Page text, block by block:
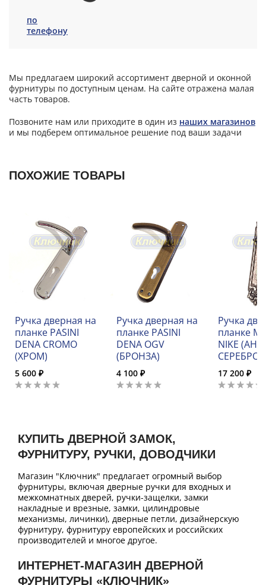
по
телефону
Мы предлагаем широкий ассортимент дверной и оконной
фурнитуры по доступным ценам. На сайте отражена малая
часть товаров.
Позвоните нам или приходите в один из наших магазинов
и мы подберем оптимальное решение под ваши задачи
ПОХОЖИЕ ТОВАРЫ
Ручка дверная на
планке PASINI
DENA CROMO
(ХРОМ)
5 600 ₽
Ручка дверная на
планке PASINI
DENA OGV
(БРОНЗА)
4 100 ₽
Ручка
планке
NIKE
СЕРЕБРО)
17 200 ₽
КУПИТЬ ДВЕРНОЙ ЗАМОК,
ФУРНИТУРУ, РУЧКИ, ДОВОДЧИКИ
Магазин "Ключник" предлагает огромный выбор
фурнитуры, включая дверные ручки для входных и
межкомнатных дверей, ручки-защелки, замки
накладные и врезные, замки, цилиндровые
механизмы, личинки), дверные петли, дизайнерскую
фурнитуру, фурнитуру европейских и российских
производителей и многое другое.
ИНТЕРНЕТ-МАГАЗИН ДВЕРНОЙ
ФУРНИТУРЫ «КЛЮЧНИК»